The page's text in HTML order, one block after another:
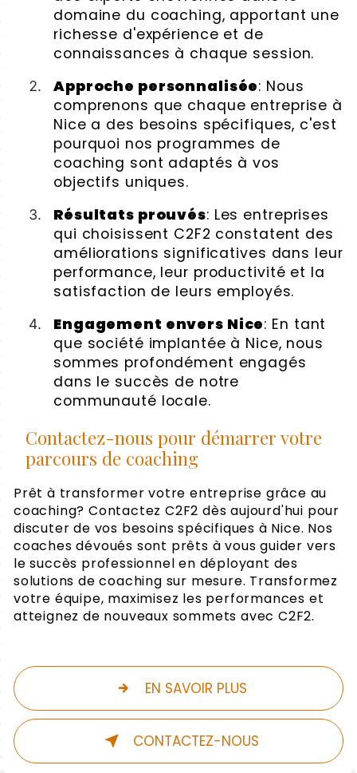
domaine du coaching, apportant une
richesse d'expérience et de
connaissances à chaque session.
Approche personnalisée: Nous
comprenons que chaque entreprise à
Nice a des besoins spécifiques, c'est
pourquoi nos programmes de
coaching sont adaptés à vos
objectifs uniques.
Résultats prouvés: Les entreprises
qui choisissent C2F2 constatent des
améliorations significatives dans leur
performance, leur productivité et la
satisfaction de leurs employés.
Engagement envers Nice: En tant
que société implantée à Nice, nous
sommes profondément engagés
dans le succès de notre
communauté locale.
Contactez-nous pour démarrer votre
parcours de coaching
Prêt à transformer votre entreprise grâce au
coaching? Contactez C2F2 dès aujourd'hui pour
discuter de vos besoins spécifiques à Nice. Nos
coaches dévoués sont prêts à vous guider vers
le succès professionnel en déployant des
solutions de coaching sur mesure. Transformez
votre équipe, maximisez les performances et
atteignez de nouveaux sommets avec C2F2.
EN SAVOIR PLUS
CONTACTEZ-NOUS